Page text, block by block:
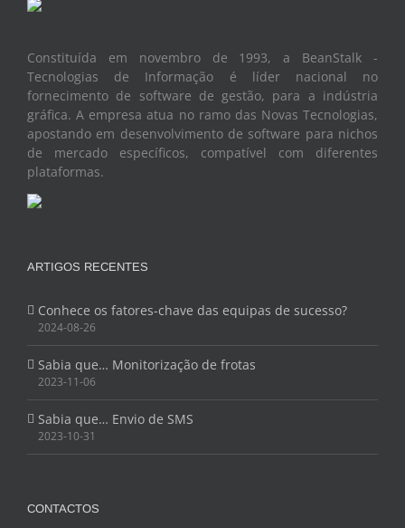
Constituída em novembro de 1993, a BeanStalk -
Tecnologias de Informação é líder nacional no
fornecimento de software de gestão, para a indústria
gráfica. A empresa atua no ramo das Novas Tecnologias,
apostando em desenvolvimento de software para nichos
de mercado específicos, compatível com diferentes
plataformas.
ARTIGOS RECENTES
Conhece os fatores-chave das equipas de sucesso?
2024-08-26
Sabia que… Monitorização de frotas
2023-11-06
Sabia que… Envio de SMS
2023-10-31
CONTACTOS